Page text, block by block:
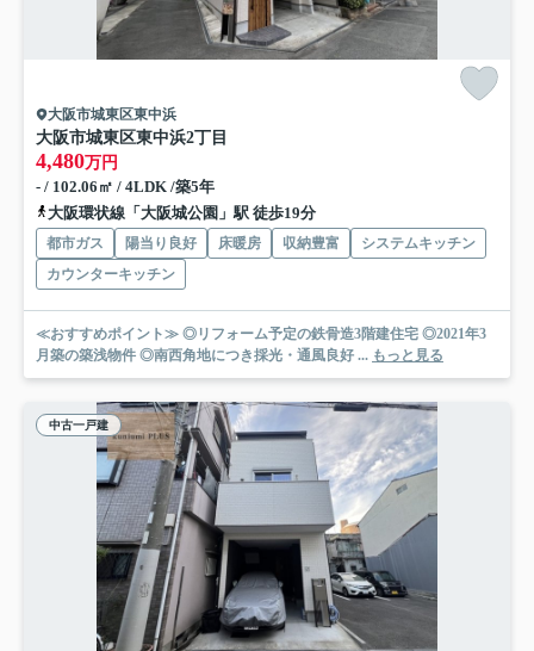
大阪市城東区東中浜
大阪市城東区東中浜2丁目
4,480万円
- / 102.06㎡ / 4LDK /築5年
大阪環状線「大阪城公園」駅 徒歩19分
都市ガス 陽当り良好 床暖房 収納豊富
システムキッチン
カウンターキッチン
≪おすすめポイント≫ ◎リフォーム予定の鉄骨造3階建住宅 ◎2021年3
月築の築浅物件 ◎南西角地につき採光・通風良好 ... もっと見る
中古一戸建